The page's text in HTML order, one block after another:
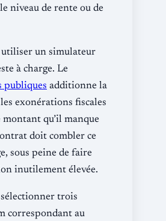
niveau de rente ou de
utiliser un simulateur
à charge. Le
publiques additionne la
exonérations fiscales
qu’il manque
doit combler ce
sous peine de faire
inutilement élevée.
trois
correspondant au